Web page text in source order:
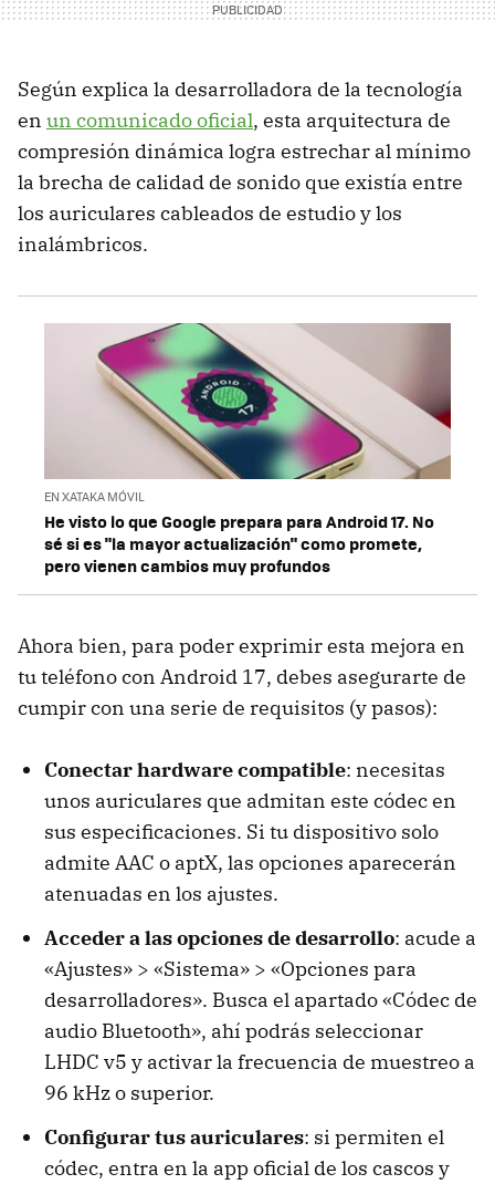
Según explica la desarrolladora de la tecnología
en un comunicado oficial, esta arquitectura de
compresión dinámica logra estrechar al mínimo
la brecha de calidad de sonido que existía entre
los auriculares cableados de estudio y los
inalámbricos.
EN XATAKA MÓVIL
He visto lo que Google prepara para Android 17. No
sé si es "la mayor actualización" como promete,
pero vienen cambios muy profundos
Ahora bien, para poder exprimir esta mejora en
tu teléfono con Android 17, debes asegurarte de
cumpir con una serie de requisitos (y pasos):
Conectar hardware compatible: necesitas
unos auriculares que admitan este códec en
sus especificaciones. Si tu dispositivo solo
admite AAC o aptX, las opciones aparecerán
atenuadas en los ajustes.
Acceder a las opciones de desarrollo: acude a
«Ajustes» > «Sistema» > «Opciones para
desarrolladores». Busca el apartado «Códec de
audio Bluetooth», ahí podrás seleccionar
LHDC v5 y activar la frecuencia de muestreo a
96 kHz o superior.
Configurar tus auriculares: si permiten el
códec, entra en la app oficial de los cascos y